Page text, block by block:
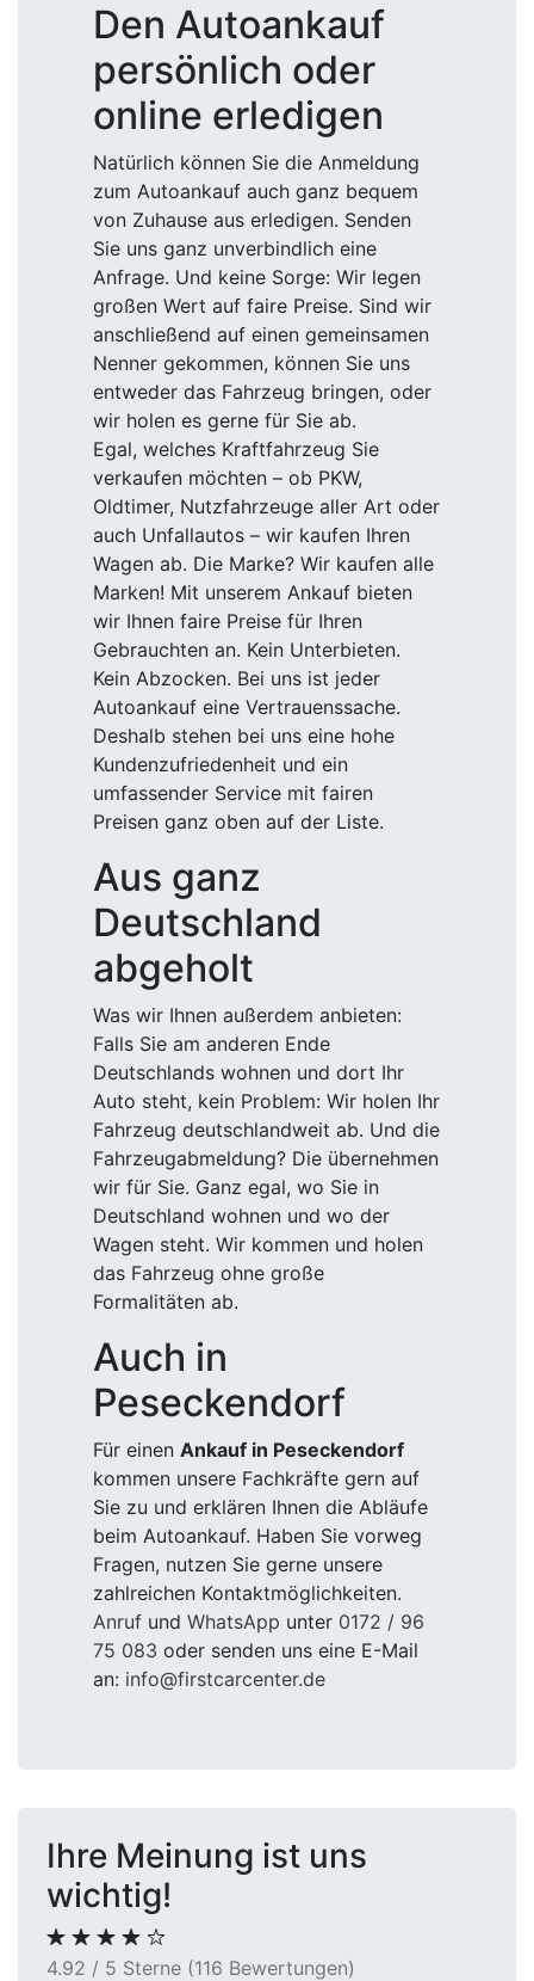
Den Autoankauf
persönlich oder
online erledigen
Natürlich können Sie die Anmeldung
zum Autoankauf auch ganz bequem
von Zuhause aus erledigen. Senden
Sie uns ganz unverbindlich eine
Anfrage. Und keine Sorge: Wir legen
großen Wert auf faire Preise. Sind wir
anschließend auf einen gemeinsamen
Nenner gekommen, können Sie uns
entweder das Fahrzeug bringen, oder
wir holen es gerne für Sie ab.
Egal, welches Kraftfahrzeug Sie
verkaufen möchten – ob PKW,
Oldtimer, Nutzfahrzeuge aller Art oder
auch Unfallautos – wir kaufen Ihren
Wagen ab. Die Marke? Wir kaufen alle
Marken! Mit unserem Ankauf bieten
wir Ihnen faire Preise für Ihren
Gebrauchten an. Kein Unterbieten.
Kein Abzocken. Bei uns ist jeder
Autoankauf eine Vertrauenssache.
Deshalb stehen bei uns eine hohe
Kundenzufriedenheit und ein
umfassender Service mit fairen
Preisen ganz oben auf der Liste.
Aus ganz
Deutschland
abgeholt
Was wir Ihnen außerdem anbieten:
Falls Sie am anderen Ende
Deutschlands wohnen und dort Ihr
Auto steht, kein Problem: Wir holen Ihr
Fahrzeug deutschlandweit ab. Und die
Fahrzeugabmeldung? Die übernehmen
wir für Sie. Ganz egal, wo Sie in
Deutschland wohnen und wo der
Wagen steht. Wir kommen und holen
das Fahrzeug ohne große
Formalitäten ab.
Auch in
Peseckendorf
Für einen Ankauf in Peseckendorf
kommen unsere Fachkräfte gern auf
Sie zu und erklären Ihnen die Abläufe
beim Autoankauf. Haben Sie vorweg
Fragen, nutzen Sie gerne unsere
zahlreichen Kontaktmöglichkeiten.
Anruf und WhatsApp unter 0172 / 96
75 083 oder senden uns eine E-Mail
an: info@firstcarcenter.de
Ihre Meinung ist uns
wichtig!
4.92 / 5 Sterne (116 Bewertungen)